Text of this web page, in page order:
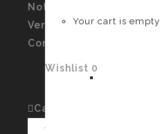
Your cart is empty.
Wishlist 0
Noticias
Verssiones
Contacto
Cart